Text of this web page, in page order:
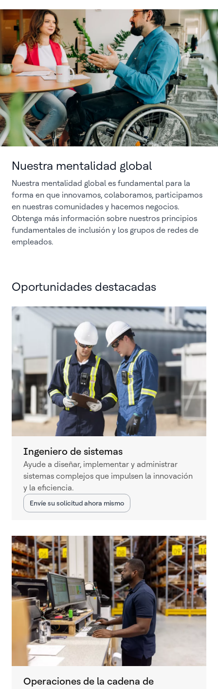
Nuestra mentalidad global
Nuestra mentalidad global es fundamental para la
forma en que innovamos, colaboramos, participamos
en nuestras comunidades y hacemos negocios.
Obtenga más información sobre nuestros principios
fundamentales de inclusión y los grupos de redes de
empleados.
Oportunidades destacadas
Ingeniero de sistemas
Ayude a diseñar, implementar y administrar
sistemas complejos que impulsen la innovación
y la eficiencia.
Envíe su solicitud ahora mismo
Operaciones de la cadena de